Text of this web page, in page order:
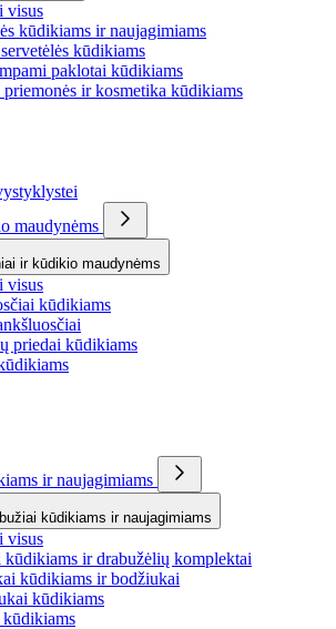
visus
kūdikiams ir naujagimiams
kūdikiams
paklotai kūdikiams
ir kosmetika kūdikiams
maudynėms
ir kūdikio maudynėms
visus
kūdikiams
priedai kūdikiams
ir naujagimiams
kūdikiams ir naujagimiams
visus
ir drabužėlių komplektai
kūdikiams ir bodžiukai
kūdikiams